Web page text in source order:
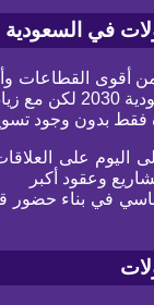
في السعودية
من أقوى القطاعات
في السنوات
بدون وجود
اليوم على
وعقود أكبر
في بناء حضور